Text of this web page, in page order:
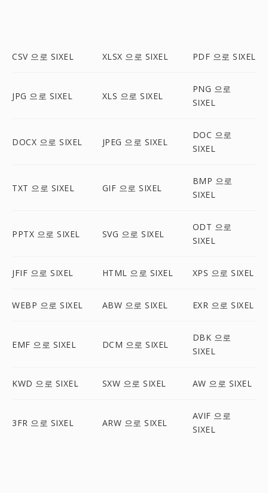
CSV 으로 SIXEL XLSX 으로 SIXEL PDF 으로 SIXEL
JPG 으로 SIXEL XLS 으로 SIXEL
PNG 으로
SIXEL
DOCX 으로 SIXEL JPEG 으로 SIXEL
DOC 으로
SIXEL
TXT 으로 SIXEL GIF 으로 SIXEL
BMP 으로
SIXEL
PPTX 으로 SIXEL SVG 으로 SIXEL
ODT 으로
SIXEL
JFIF 으로 SIXEL HTML 으로 SIXEL XPS 으로 SIXEL
WEBP 으로 SIXEL ABW 으로 SIXEL EXR 으로 SIXEL
EMF 으로 SIXEL DCM 으로 SIXEL
DBK 으로
SIXEL
KWD 으로 SIXEL SXW 으로 SIXEL AW 으로 SIXEL
3FR 으로 SIXEL ARW 으로 SIXEL
AVIF 으로
SIXEL